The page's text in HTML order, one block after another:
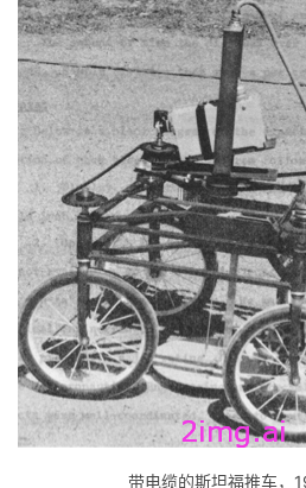
带电缆的斯坦福推车，